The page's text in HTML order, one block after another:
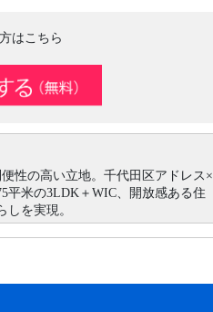
はこちら
性の高い立地。千代田区アドレス×
平米の3LDK＋WIC、開放感ある住
を実現。